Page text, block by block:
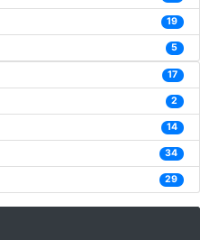
19
5
17
2
14
34
29